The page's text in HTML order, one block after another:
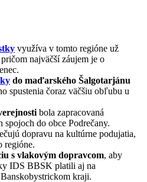
využíva v tomto regióne už
najväčší záujem je o
do maďarského Šalgotarjánu
spustenia čoraz väčšiu obľubu u
bola zapracovaná
spojoch do obce Podrečany.
dopravu na kultúrne podujatia,
regióne.
s vlakovým dopravcom, aby
IDS BBSK platili aj na
kraji.